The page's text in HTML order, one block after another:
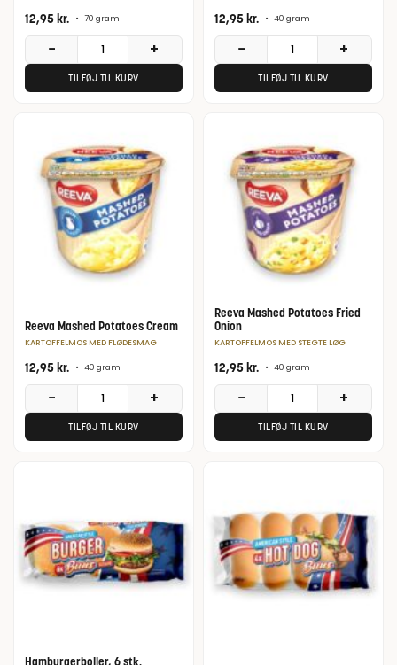
12,95kr. • 70 gram
− +
TILFØJ TIL KURV
12,95kr. • 40 gram
− +
TILFØJ TIL KURV
Reeva Mashed Potatoes Cream
KARTOFFELMOS MED FLØDESMAG
12,95kr. • 40 gram
− +
TILFØJ TIL KURV
Reeva Mashed Potatoes Fried
Onion
KARTOFFELMOS MED STEGTE LØG
12,95kr. • 40 gram
− +
TILFØJ TIL KURV
Hamburgerboller, 6 stk.